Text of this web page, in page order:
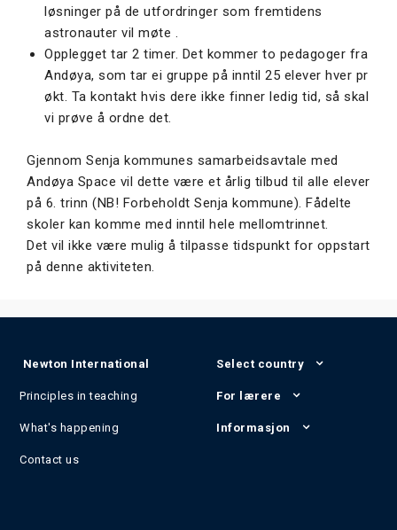
løsninger på de utfordringer som fremtidens
astronauter vil møte .
Opplegget tar 2 timer. Det kommer to pedagoger fra
Andøya, som tar ei gruppe på inntil 25 elever hver pr
økt. Ta kontakt hvis dere ikke finner ledig tid, så skal
vi prøve å ordne det.
Gjennom Senja kommunes samarbeidsavtale med
Andøya Space vil dette være et årlig tilbud til alle elever
på 6. trinn (NB! Forbeholdt Senja kommune). Fådelte
skoler kan komme med inntil hele mellomtrinnet.
Det vil ikke være mulig å tilpasse tidspunkt for oppstart
på denne aktiviteten.
Newton International
Principles in teaching
What's happening
Contact us
Select country
For lærere
Informasjon